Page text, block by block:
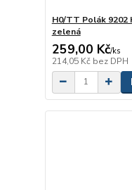
H0/TT Polák
zelená
259,00 Kč/ks
214,05 Kč bez DPH